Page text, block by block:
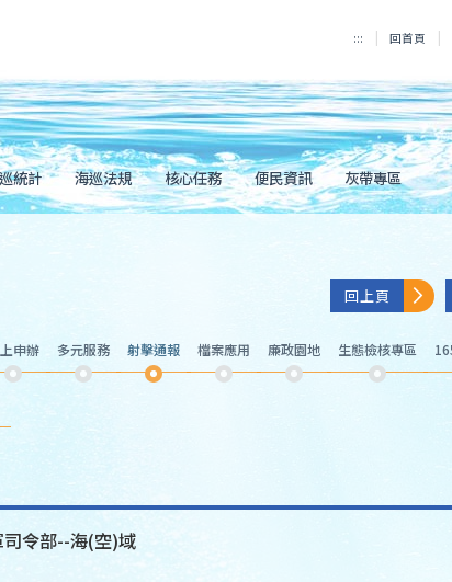
::: 回首頁
統計 海巡法規 核心任務 便民資訊 灰帶專區
回上頁
申辦 多元服務 射擊通報 檔案應用 廉政園地 生態檢核專區
令部--海(空)域